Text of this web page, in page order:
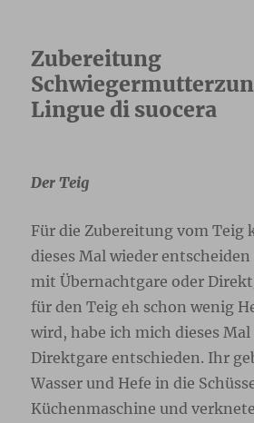
Zubereitung
Lingue di suocera
Der Teig
Für die Zubereitung vom Teig
dieses Mal wieder
mit Übernachtgare oder
für den Teig eh schon wenig
wird, habe ich mich dieses
Direktgare entschieden. Ihr
Wasser und Hefe in die
Küchenmaschine und